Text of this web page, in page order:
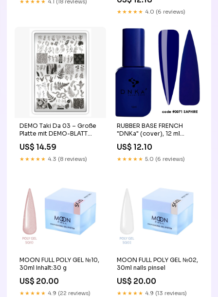
★★★★★ 4.1 (18 reviews) ml
★★★★★ 4.0 (6 reviews)
DEMO Taki Da 03 – Große
Platte mit DEMO-BLATT
US$ 14.59
★★★★★ 4.3 (8 reviews)
RUBBER BASE FRENCH
"DNKa" (cover), 12 ml
US$ 12.10
★★★★★ 5.0 (6 reviews)
MOON FULL POLY GEL №10,
30ml Inhalt:30 g
US$ 20.00
★★★★★ 4.9 (22 reviews)
MOON FULL POLY GEL №02,
30ml nails pinsel
US$ 20.00
★★★★★ 4.9 (13 reviews)